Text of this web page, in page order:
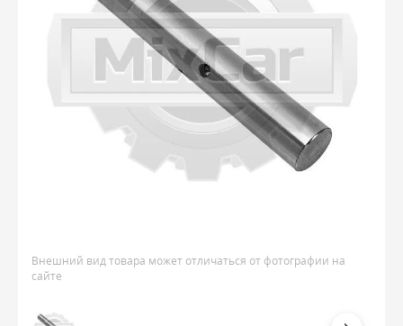
Внешний вид товара может отличаться от фотографии на
сайте